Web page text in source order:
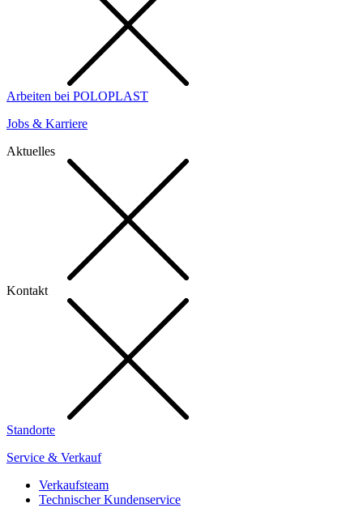
Arbeiten bei POLOPLAST
Jobs & Karriere
Aktuelles
Kontakt
Standorte
Service & Verkauf
Verkaufsteam
Technischer Kundenservice